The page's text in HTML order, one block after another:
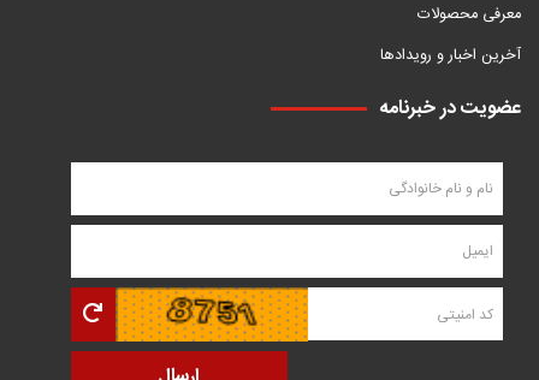
معرفی محصولات
آخرین اخبار و رویدادها
عضویت در خبرنامه